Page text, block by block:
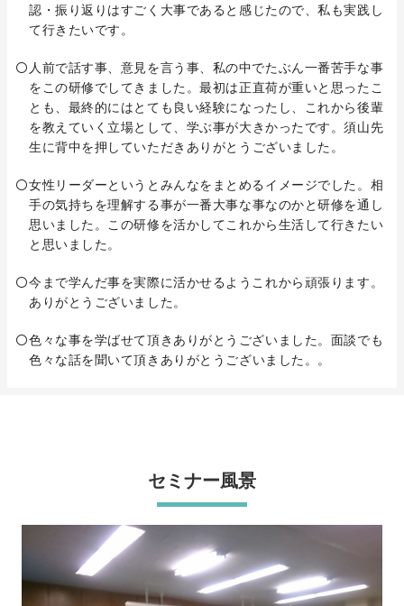
認・振り返りはすごく大事であると感じたので、私も実践し
て行きたいです。
人前で話す事、意見を言う事、私の中でたぶん一番苦手な事
をこの研修でしてきました。最初は正直荷が重いと思ったこ
とも、最終的にはとても良い経験になったし、これから後輩
を教えていく立場として、学ぶ事が大きかったです。須山先
生に背中を押していただきありがとうございました。
女性リーダーというとみんなをまとめるイメージでした。相
手の気持ちを理解する事が一番大事な事なのかと研修を通し
思いました。この研修を活かしてこれから生活して行きたい
と思いました。
今まで学んだ事を実際に活かせるようこれから頑張ります。
ありがとうございました。
色々な事を学ばせて頂きありがとうございました。面談でも
色々な話を聞いて頂きありがとうございました。。
セミナー風景